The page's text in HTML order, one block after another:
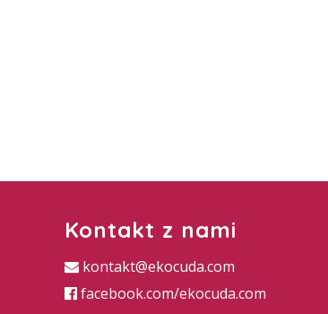
Kontakt z nami
kontakt@ekocuda.com
facebook.com/ekocuda.com